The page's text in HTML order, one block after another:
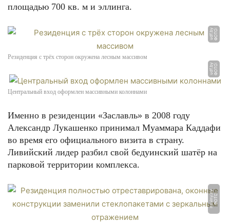
площадью 700 кв. м и эллинга.
Ф
О
Т
О:
u
d
f.
b
y
Резиденция с трёх сторон окружена лесным массивом
Ф
О
Т
О:
u
d
f.
b
y
Центральный вход оформлен массивными колоннами
Именно в резиденции «Заславль» в 2008 году
Александр Лукашенко принимал Муаммара Каддафи
во время его официального визита в страну.
Ливийский лидер разбил свой бедуинский шатёр на
парковой территории комплекса.
Ф
О
Т
О:
n
a
vi
n
y.
b
y